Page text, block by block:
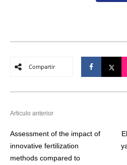
Compartir
Articulo anterior
Assessment of the impact of
innovative fertilization
methods compared to